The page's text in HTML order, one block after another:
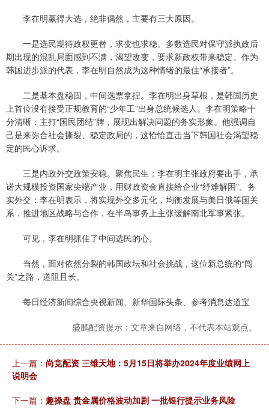
李在明赢得大选，绝非偶然，主要有三大原因。
一是选民期待政权更替，求变也求稳。多数选民对保守派执政后
期出现的混乱局面感到不满，渴望改变，要求新政权带来稳定。作为
韩国进步派的代表，李在明自然成为这种情绪的最佳“承接者”。
二是基本盘稳固，中间选票拿捏。李在明出身草根，是韩国历史
上首位没有接受正规教育的“少年工”出身总统候选人。李在明策略十
分清晰：主打“国民团结”牌，展现出解决问题的务实形象。他强调自
己是来弥合社会撕裂、稳定政局的，这恰恰直击当下韩国社会渴望稳
定的民心诉求。
三是内政外交政策安稳。聚焦民生：李在明主张政府要出手，承
诺大规模投资国家尖端产业，用财政资金直接给企业“纾难解困”。务
实外交：李在明表示，将实现外交多元化，均衡发展与美日俄等国关
系，推进地区战略与合作，在半岛事务上主张缓解南北军事紧张。
可见，李在明抓住了中间选民的心。
当然，面对依然分裂的韩国政坛和社会挑战，这位新总统的“闯
关”之路，道阻且长。
每日经济新闻综合央视新闻、新华国际头条、参考消息达道宝
盛鹏配资提示：文章来自网络，不代表本站观点。
上一篇： 尚竞配资 三维天地：5月15日将举办2024年度业绩网上
说明会
下一篇： 趣操盘 贵金属价格波动加剧 一批银行提示业务风险